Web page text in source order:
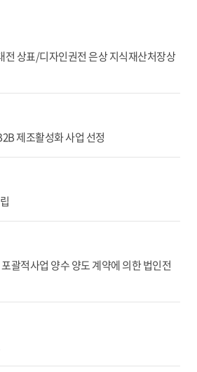
전 상표/디자인권전 은상 지식재산처장상
제조활성화 사업 선정
괄적사업 양수 양도 계약에 의한 법인전